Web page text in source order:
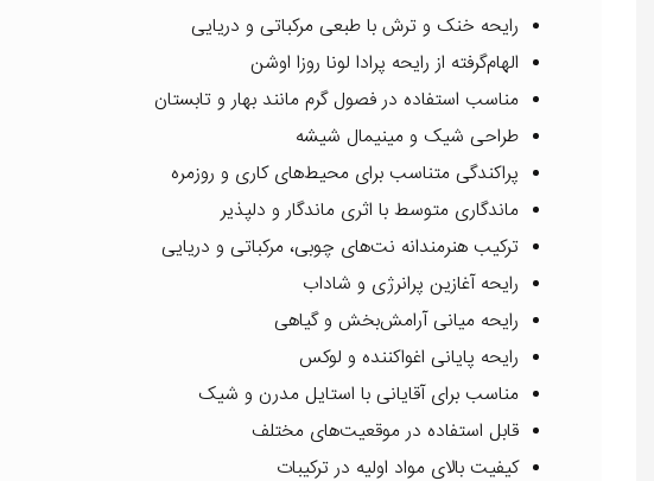
رایحه خنک و ترش با طبعی مرکباتی و دریایی
الهام‌گرفته از رایحه پرادا لونا روزا اوشن
مناسب استفاده در فصول گرم مانند بهار و تابستان
طراحی شیک و مینیمال شیشه
پراکندگی متناسب برای محیط‌های کاری و روزمره
ماندگاری متوسط با اثری ماندگار و دلپذیر
ترکیب هنرمندانه نت‌های چوبی، مرکباتی و دریایی
رایحه آغازین پرانرژی و شاداب
رایحه میانی آرامش‌بخش و گیاهی
رایحه پایانی اغواکننده و لوکس
مناسب برای آقایانی با استایل مدرن و شیک
قابل استفاده در موقعیت‌های مختلف
کیفیت بالای مواد اولیه در ترکیبات